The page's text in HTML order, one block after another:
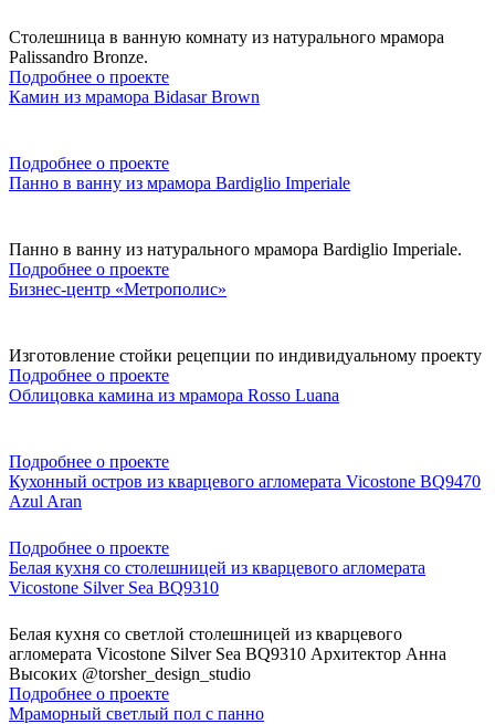
Столешница в ванную комнату из натурального мрамора
Palissandro Bronze.
Подробнее о проекте
Камин из мрамора Bidasar Brown
Подробнее о проекте
Панно в ванну из мрамора Bardiglio Imperiale
Панно в ванну из натурального мрамора Bardiglio Imperiale.
Подробнее о проекте
Бизнес-центр «Метрополис»
Изготовление стойки рецепции по индивидуальному проекту
Подробнее о проекте
Облицовка камина из мрамора Rosso Luana
Подробнее о проекте
Кухонный остров из кварцевого агломерата Vicostone BQ9470
Azul Aran
Подробнее о проекте
Белая кухня со столешницей из кварцевого агломерата
Vicostone Silver Sea BQ9310
Белая кухня со светлой столешницей из кварцевого
агломерата Vicostone Silver Sea BQ9310 Архитектор Анна
Высоких @torsher_design_studio
Подробнее о проекте
Мраморный светлый пол с панно